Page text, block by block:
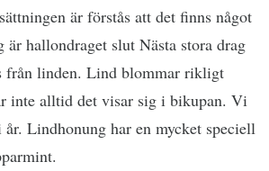
är förstås att det finns något
är hallondraget slut Nästa stora drag
från linden. Lind blommar rikligt
inte alltid det visar sig i bikupan. Vi
Lindhonung har en mycket speciell